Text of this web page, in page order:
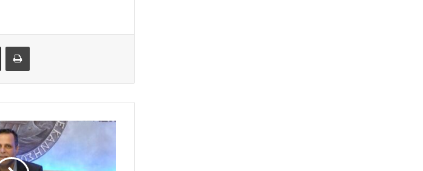
Share via Email Print